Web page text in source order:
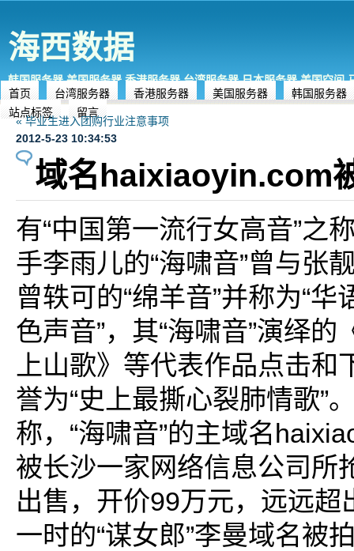
海西数据
韩国服务器,美国服务器,香港服务器,台湾服务器,日本服务器,美国空间
首页
台湾服务器 香港服务器 美国服务器
韩国服务器
站点标签
留言
« 毕业生进入团购行业注意事项
2012-5-23 10:34:53
域名haixiaoyin.com
有“中国第一流行女高音”之
手李雨儿的“海啸音”曾与张
曾轶可的“绵羊音”并称为“
色声音”，其“海啸音”演绎
上山歌》等代表作品点击
誉为“史上最撕心裂肺情歌”
称，“海啸音”的主域名
被长沙一家网络信息公司所
出售，开价99万元，远远超
一时的“谋女郎”李曼域名被